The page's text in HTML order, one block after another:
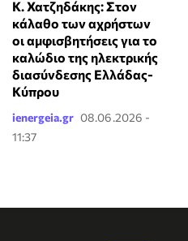
Κ. Χατζηδάκης: Στον
κάλαθο των αχρήστων
οι αμφισβητήσεις για το
καλώδιο της ηλεκτρικής
διασύνδεσης Ελλάδας-
Κύπρου
ienergeia.gr 08.06.2026 -
11:37